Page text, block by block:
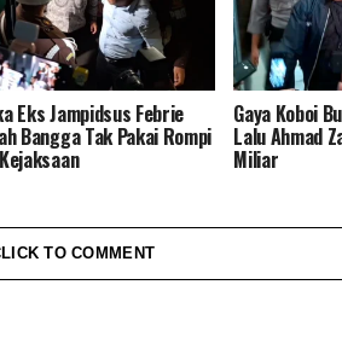
Eks Jampidsus Febrie
Bangga Tak Pakai Rompi
Gaya Koboi
Lalu Ahmad
Miliar
TO COMMENT